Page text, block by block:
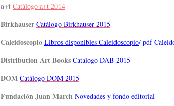
a+t Catálogo a+t 2014
Birkhauser Catálogo Birkhauser 2015
Caleidoscopio Libros disponibles Caleidoscopio/ pdf
Distribution Art Books Catalogo DAB 2015
DOM Catálogo DOM 2015
Fundación Juan March Novedades y fondo editorial